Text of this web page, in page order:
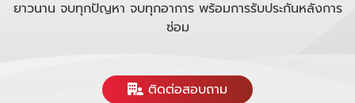
ยาวนาน จบทุกปัญหา จบทุกอาการ พร้อมการรับประกันหลังการ
ซ่อม
ติดต่อสอบถาม